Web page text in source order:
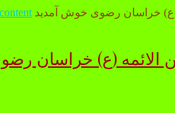
(ع) خراسان رضوی خوش آمدید